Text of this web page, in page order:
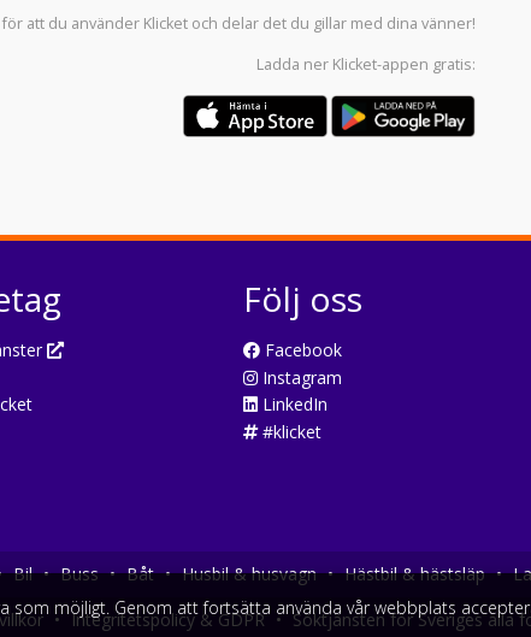
för att du använder Klicket och delar det du gillar med dina vänner!
Ladda ner Klicket-appen gratis:
Följ oss
Facebook
Instagram
LinkedIn
#klicket
Bil • Buss • Båt • Husbil & husvagn • Hästbil & hästsläp •
• Integritetspolicy & GDPR • Söktjänsten för Sveriges alla
som möjligt. Genom att fortsätta använda vår webbplats